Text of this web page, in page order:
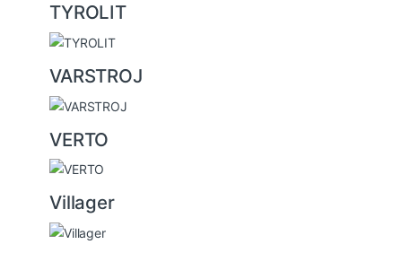
TYROLIT
VARSTROJ
VERTO
Villager